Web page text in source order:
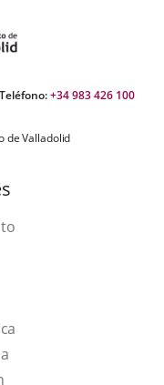
+34 983 426 100
de Valladolid